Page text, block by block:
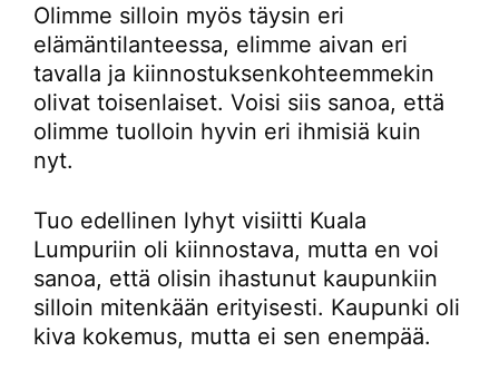
Olimme silloin myös täysin eri
elämäntilanteessa, elimme aivan eri
tavalla ja kiinnostuksenkohteemmekin
olivat toisenlaiset. Voisi siis sanoa, että
olimme tuolloin hyvin eri ihmisiä kuin
nyt.
Tuo edellinen lyhyt visiitti Kuala
Lumpuriin oli kiinnostava, mutta en voi
sanoa, että olisin ihastunut kaupunkiin
silloin mitenkään erityisesti. Kaupunki oli
kiva kokemus, mutta ei sen enempää.